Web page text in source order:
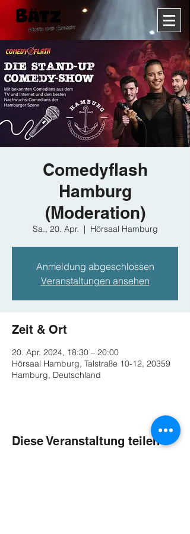
Comedyflash
Hamburg
(Moderation)
Sa., 20. Apr.
  |
Hörsaal Hamburg
Anmeldung abgeschlossen
Veranstaltungen ansehen
Zeit & Ort
20. Apr. 2024, 18:30 – 20:00
Hörsaal Hamburg, Talstraße 10-12, 20359
Hamburg, Deutschland
Diese Veranstaltung teilen